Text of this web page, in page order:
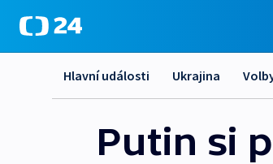
Hlavní události Ukrajina
Putin si